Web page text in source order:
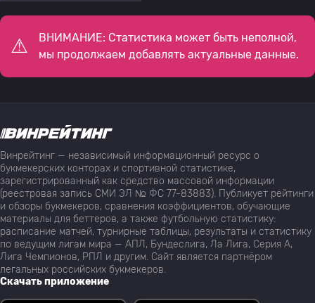
ВНИМАНИЕ: Статистика может быть неполной,
мы продолжаем добавлять актуальные данные.
Винрейтинг — независимый информационный ресурс о
букмекерских конторах и спортивной статистике,
зарегистрированный как средство массовой информации
(реестровая запись СМИ ЭЛ № ФС 77-83883). Публикует рейтинги
и обзоры букмекеров, сравнения коэффициентов, обучающие
материалы для беттеров, а также футбольную статистику:
расписание матчей, турнирные таблицы, результаты и статистику
по ведущим лигам мира — АПЛ, Бундеслига, Ла Лига, Серия А,
Лига Чемпионов, РПЛ и другим. Сайт является партнёром
легальных российских букмекеров.
Скачать приложение